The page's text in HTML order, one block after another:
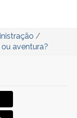
/
aventura?